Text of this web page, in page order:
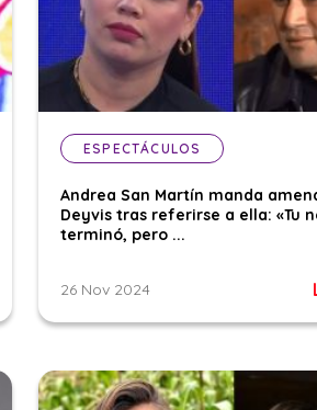
ESPECTÁCULOS
Andrea San Martín manda
Deyvis tras referirse a ella: «Tu
terminó, pero ...
26 Nov 2024